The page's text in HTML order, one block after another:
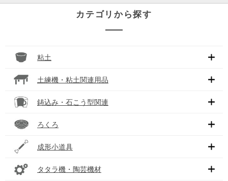
カテゴリから探す
粘土
土練機・粘土関連用品
鋳込み・石こう型関連
ろくろ
成形小道具
タタラ機・陶芸機材